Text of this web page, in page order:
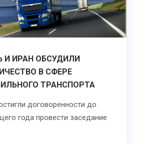
И ИРАН ОБСУДИЛИ
В СФЕРЕ
ТРАНСПОРТА
договоренности до
года провести заседание